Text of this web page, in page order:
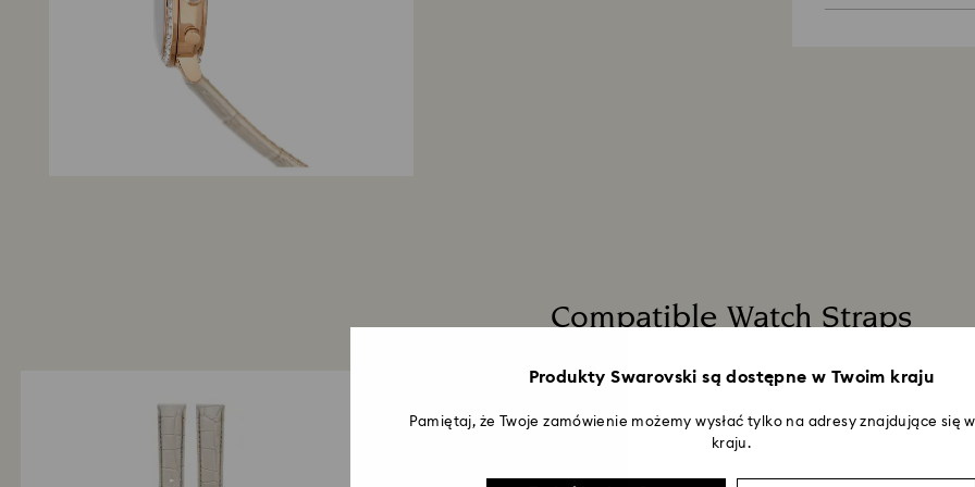
Compatible Watch Straps
Produkty Swarovski są dostępne w Twoim kraju
Pamiętaj, że Twoje zamówienie możemy wysłać tylko na adresy znajdujące się
kraju.